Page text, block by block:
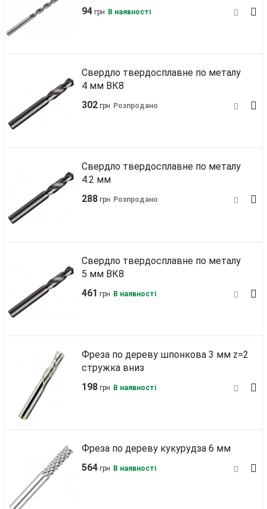
94 грн В наявності
Свердло твердосплавне по металу
4 мм ВК8
302 грн Розпродано
Свердло твердосплавне по металу
4.2 мм
288 грн Розпродано
Свердло твердосплавне по металу
5 мм ВК8
461 грн В наявності
Фреза по дереву шпонкова 3 мм z=2
стружка вниз
198 грн В наявності
Фреза по дереву кукурудза 6 мм
564 грн В наявності